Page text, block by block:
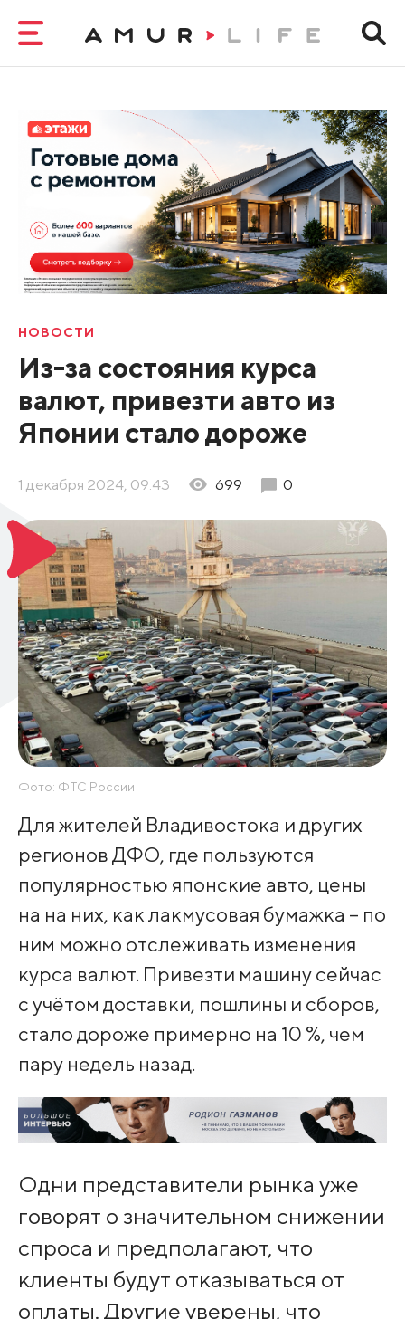
НОВОСТИ
Из-за состояния курса
валют, привезти авто из
Японии стало дороже
1 декабря 2024, 09:43 699 0
Фото: ФТС России
Для жителей Владивостока и других
регионов ДФО, где пользуются
популярностью японские авто, цены
на на них, как лакмусовая бумажка – по
ним можно отслеживать изменения
курса валют. Привезти машину сейчас
с учётом доставки, пошлины и сборов,
стало дороже примерно на 10 %, чем
пару недель назад.
Одни представители рынка уже
говорят о значительном снижении
спроса и предполагают, что
клиенты будут отказываться от
оплаты. Другие уверены, что